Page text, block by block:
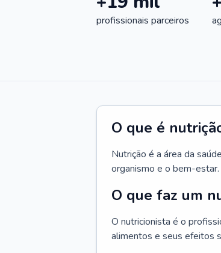
profissionais parceiros
O que é
Nutrição é a área da
organismo e o bem-estar.
O que faz um
O nutricionista é o
alimentos e seus efeitos